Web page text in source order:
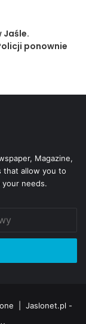
Jaśle.
ponownie
Magazine,
that allow you to
needs.
| Jaslonet.pl -